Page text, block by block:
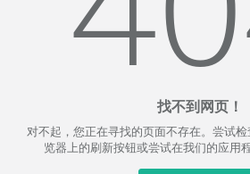
找不到网页！
对不起，您正在寻找的页面不存在。尝试
览器上的刷新按钮或尝试在我们的应用